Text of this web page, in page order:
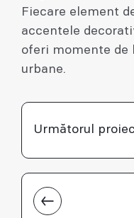
Fiecare element
accentele
oferi momente
urbane.
Următorul